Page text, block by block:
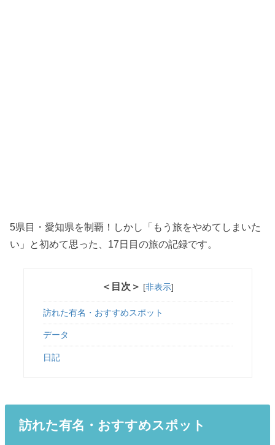
5県目・愛知県を制覇！しかし「もう旅をやめてしまいた
い」と初めて思った、17日目の旅の記録です。
＜目次＞ [非表示]
訪れた有名・おすすめスポット
データ
日記
訪れた有名・おすすめスポット